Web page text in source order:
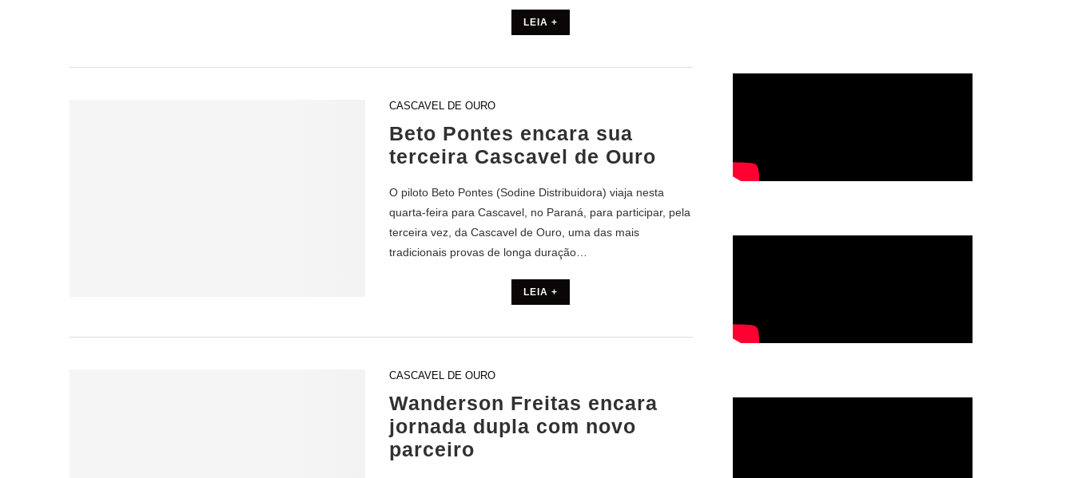
LEIA +
CASCAVEL DE OURO
Beto Pontes encara sua
terceira Cascavel de Ouro
O piloto Beto Pontes (Sodine Distribuidora) viaja nesta
quarta-feira para Cascavel, no Paraná, para participar, pela
terceira vez, da Cascavel de Ouro, uma das mais
tradicionais provas de longa duração…
LEIA +
CASCAVEL DE OURO
Wanderson Freitas encara
jornada dupla com novo
parceiro